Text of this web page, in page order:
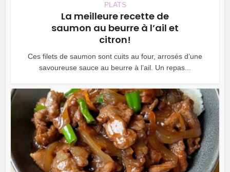
PLATS
La meilleure recette de
saumon au beurre à l’ail et
citron!
Ces filets de saumon sont cuits au four, arrosés d’une
savoureuse sauce au beurre à l’ail. Un repas...